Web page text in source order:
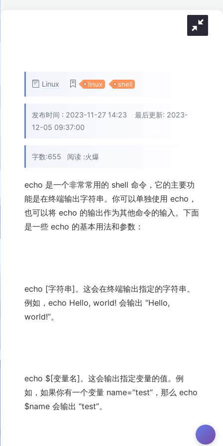
Linux linux shell
发布时间 : 2023-11-27 14:23 最后更新: 2023-
12-05 09:37:00
字数:655 阅读 :火爆
echo 是一个非常常用的 shell 命令，它的主要功
能是在终端输出字符串。你可以单独使用 echo，
也可以将 echo 的输出作为其他命令的输入。下面
是一些 echo 的基本用法和参数：
echo [字符串]。这会在终端输出指定的字符串。
例如，echo Hello, world! 会输出 “Hello,
world!”。
echo $[变量名]。这会输出指定变量的值。例
如，如果你有一个变量 name=”test”，那么 echo
$name 会输出 “test”。